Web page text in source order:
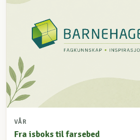
VÅR
Fra isboks til farsebed